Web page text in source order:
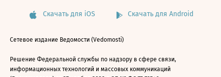
Скачать для iOS Скачать для Android
Сетевое издание Ведомости (Vedomosti)
Решение Федеральной службы по надзору в сфере связи,
информационных технологий и массовых коммуникаций